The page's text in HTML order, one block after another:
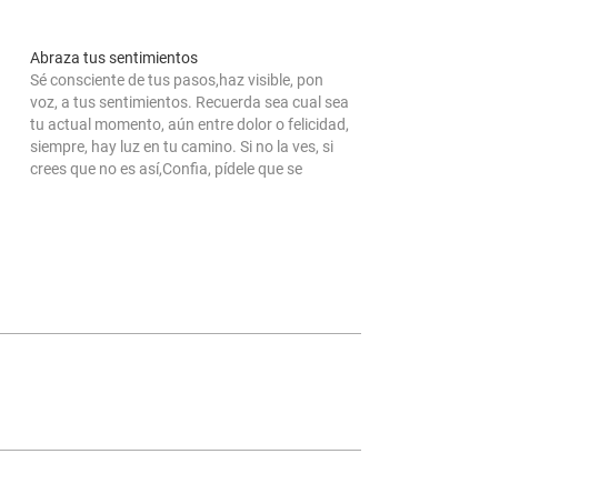
Abraza tus sentimientos
Sé consciente de tus pasos,haz visible, pon
voz, a tus sentimientos. Recuerda sea cual sea
tu actual momento, aún entre dolor o felicidad,
siempre, hay luz en tu camino. Si no la ves, si
crees que no es así,Confia, pídele que se